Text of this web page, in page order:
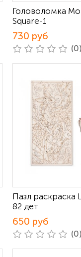
Головоломка
Square-1
730 руб
Пазл
82 дет
650 руб